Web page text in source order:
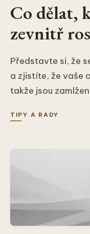
Co dělat,
zevnitř
Představte si, že
a zjistíte, že vaše
takže jsou
TIPY A RADY